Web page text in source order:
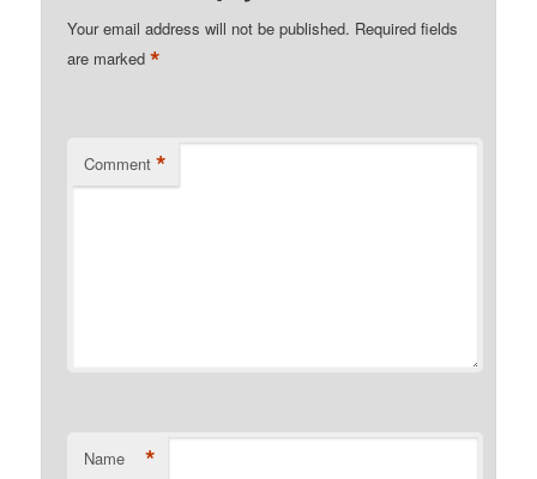
Your email address will not be published. Required fields
are marked*
Comment *
Name *